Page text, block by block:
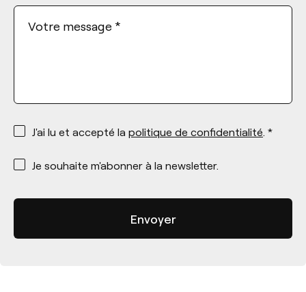
Votre message *
*
J'ai lu et accepté la politique de confidentialité. *
*
Je souhaite m'abonner à la newsletter.